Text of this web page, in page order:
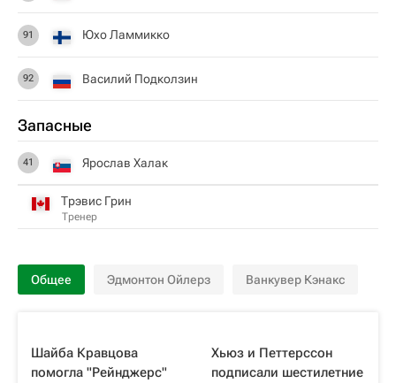
91 Юхо Ламмикко
92 Василий Подколзин
Запасные
41 Ярослав Халак
Трэвис Грин
Тренер
Общее Эдмонтон Ойлерз Ванкувер Кэнакс
Шайба Кравцова
помогла "Рейнджерс"
Хьюз и Петтерссон
подписали шестилетние